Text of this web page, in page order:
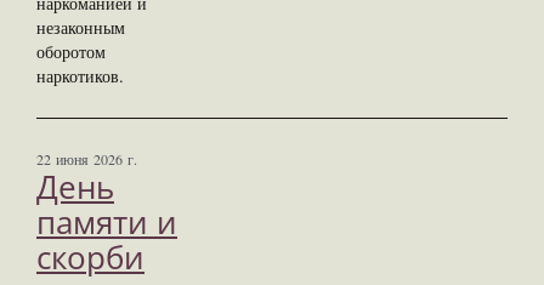
незаконным
оборотом
наркотиков.
22 июня 2026 г.
День
памяти и
скорби